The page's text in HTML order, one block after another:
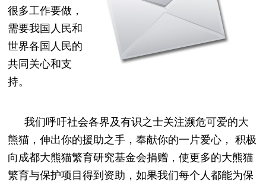
很多工作要做，
需要我国人民和
世界各国人民的
共同关心和支
持。
我们呼吁社会各界及有识之士关注濒危可爱的大
熊猫，伸出你的援助之手，奉献你的一片爱心， 积极
向成都大熊猫繁育研究基金会捐赠，使更多的大熊猫
繁育与保护项目得到资助，如果我们每个人都能为保